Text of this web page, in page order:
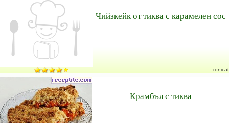
Чийзкейк от тиква с карамелен сос
ronicat
Крамбъл с тиква